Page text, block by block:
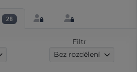
28
Filtr
Bez rozdělení